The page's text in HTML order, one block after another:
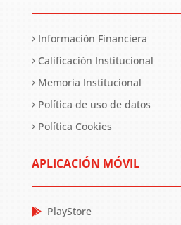
Información Financiera
Calificación Institucional
Memoria Institucional
Política de uso de datos
Política Cookies
APLICACIÓN MÓVIL
PlayStore